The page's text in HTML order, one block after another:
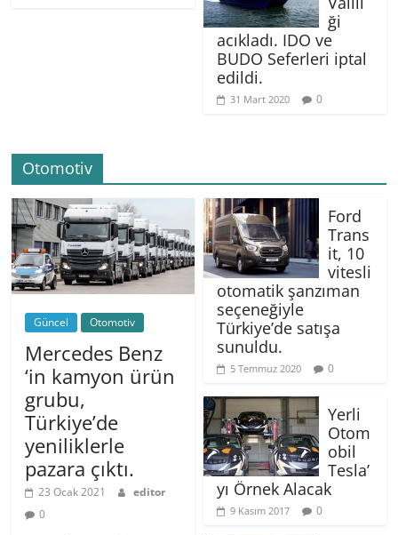
ği
acıkladı. IDO ve
BUDO Seferleri iptal
edildi.
31 Mart 2020 0
Otomotiv
Güncel Otomotiv
Mercedes Benz
‘in kamyon ürün
grubu,
Türkiye’de
yeniliklerle
pazara çıktı.
23 Ocak 2021
editor
0
Ford
Trans
it, 10
vitesli
otomatik şanzıman
seçeneğiyle
Türkiye’de satışa
sunuldu.
5 Temmuz 2020 0
Yerli
Otom
obil
Tesla’
yı Örnek Alacak
9 Kasım 2017 0